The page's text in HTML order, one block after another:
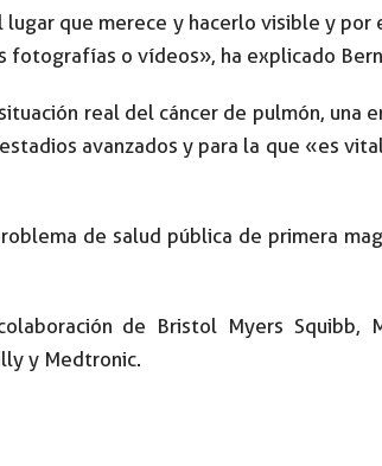
que merece y hacerlo visible y por
fotografías o vídeos», ha explicado
real del cáncer de pulmón, una
avanzados y para la que «es
de salud pública de primera
de Bristol Myers Squibb,
y Medtronic.